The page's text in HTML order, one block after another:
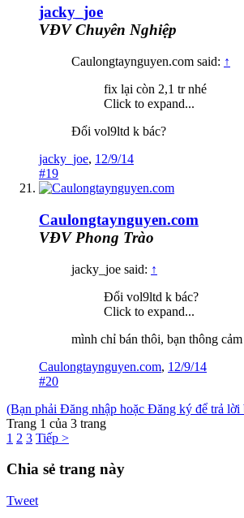
jacky_joe
VĐV Chuyên Nghiệp
Caulongtaynguyen.com said: ↑
fix lại còn 2,1 tr nhé
Click to expand...
Đổi vol9ltd k bác?
jacky_joe, 12/9/14
#19
Caulongtaynguyen.com
VĐV Phong Trào
jacky_joe said: ↑
Đổi vol9ltd k bác?
Click to expand...
mình chỉ bán thôi, bạn thông cảm
Caulongtaynguyen.com, 12/9/14
#20
(Bạn phải Đăng nhập hoặc Đăng ký để trả lời
Trang 1 của 3 trang
1 2 3 Tiếp >
Chia sẻ trang này
Tweet